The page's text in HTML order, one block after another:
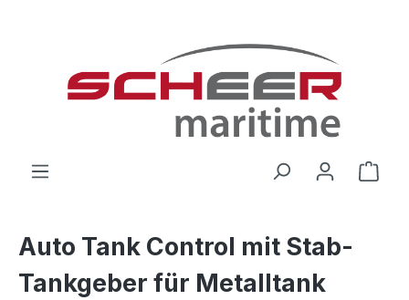
Auto Tank Control mit Stab-
Tankgeber für Metalltank